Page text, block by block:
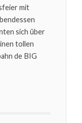
mit
sich über
tollen
de BIG